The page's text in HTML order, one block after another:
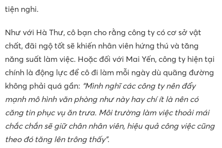
tiện nghi.
Như với Hà Thư, cô bạn cho rằng công ty có cơ sở vật
chất, đãi ngộ tốt sẽ khiến nhân viên hứng thú và tăng
năng suất làm việc. Hoặc đối với Mai Yến, công ty hiện tại
chính là động lực để cô đi làm mỗi ngày dù quãng đường
không phải quá gần: “Mình nghĩ các công ty nên đẩy
mạnh mô hình văn phòng như này hay chí ít là nên có
căng tin phục vụ ăn trưa. Môi trường làm việc thoải mái
chắc chắn sẽ giữ chân nhân viên, hiệu quả công việc cũng
theo đó tăng lên trông thấy”.